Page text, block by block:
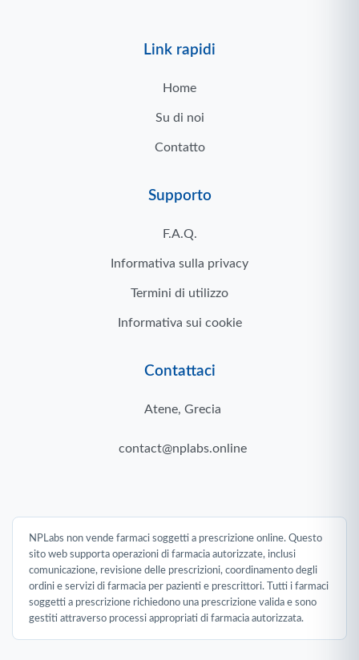
Link rapidi
Home
Su di noi
Contatto
Supporto
F.A.Q.
Informativa sulla privacy
Termini di utilizzo
Informativa sui cookie
Contattaci
Atene, Grecia
contact@nplabs.online
NPLabs non vende farmaci soggetti a prescrizione online. Questo
sito web supporta operazioni di farmacia autorizzate, inclusi
comunicazione, revisione delle prescrizioni, coordinamento degli
ordini e servizi di farmacia per pazienti e prescrittori. Tutti i farmaci
soggetti a prescrizione richiedono una prescrizione valida e sono
gestiti attraverso processi appropriati di farmacia autorizzata.